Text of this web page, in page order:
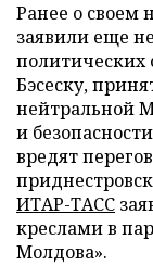
Ранее о
заявили еще
политических
Бэсеску,
нейтральной
и
вредят
ИТАР-ТАСС
креслами в
Молдова».